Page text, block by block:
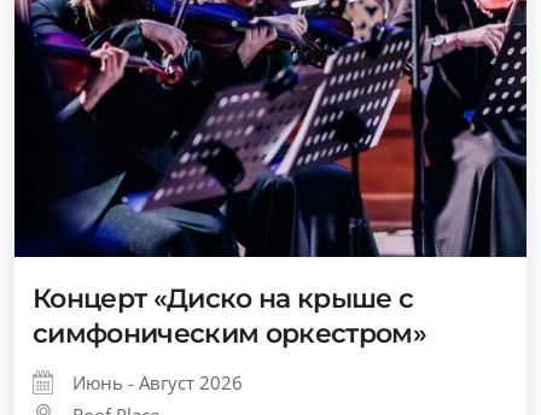
Концерт «Диско на крыше с
симфоническим оркестром»
Июнь - Август 2026